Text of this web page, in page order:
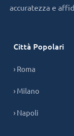
accuratezza e
Città Popolari
› Roma
› Milano
› Napoli